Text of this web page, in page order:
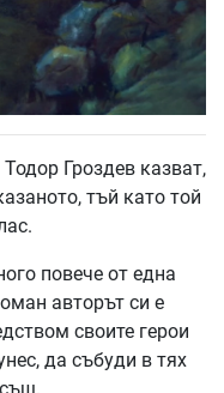
Гроздев казват,
тъй като той
повече от една
авторът си е
своите герои
да събуди в тях